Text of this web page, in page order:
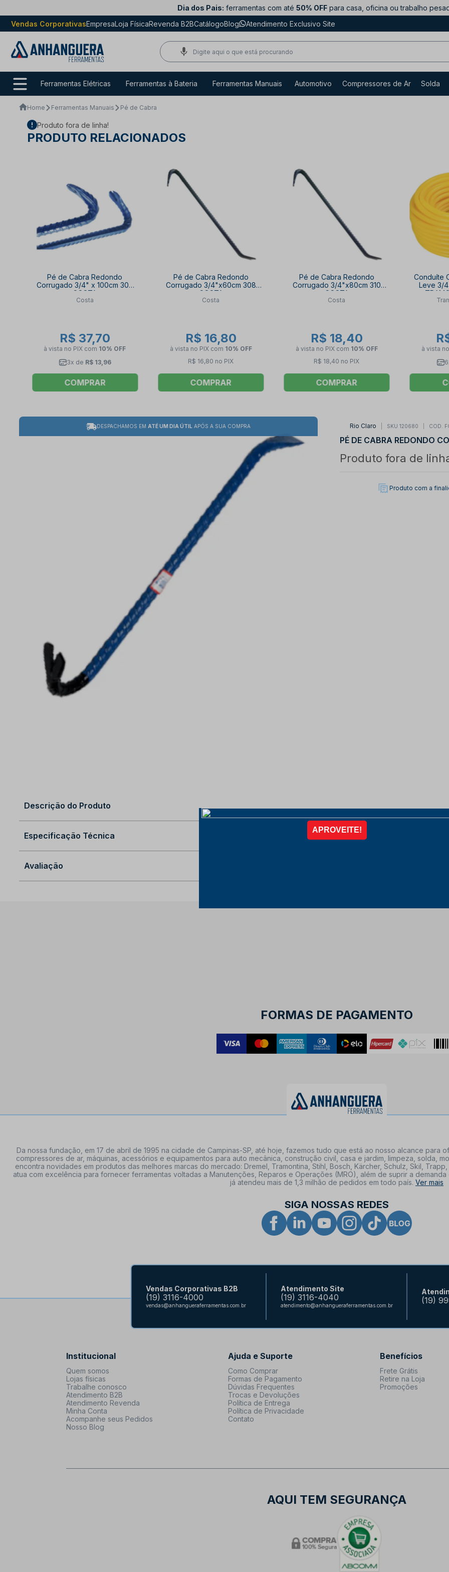
Dia dos Pais: ferramentas com até 50% OFF para casa, oficina ou trabalho
Vendas CorporativasEmpresaLoja FísicaRevenda B2BCatálogoBlog Atendimento Exclusivo Site
Ferramentas Elétricas Ferramentas à Bateria Ferramentas Manuais Automotivo Compressores de Ar Solda
Home Ferramentas Manuais Pé de Cabra
Produto fora de linha!
PRODUTO RELACIONADOS
Pé de Cabra Redondo
Corrugado 3/4" x 100cm 303
COSTA
Costa
R$ 37,70
à vista no PIX com 10% OFF
3x de R$ 13,96
COMPRAR
Pé de Cabra Redondo
Corrugado 3/4"x60cm 308
COSTA
Costa
R$ 16,80
à vista no PIX com 10% OFF
R$ 16,80 no PIX
COMPRAR
Pé de Cabra Redondo
Corrugado 3/4"x80cm 310
COSTA
Costa
R$ 18,40
à vista no PIX com 10% OFF
R$ 18,40 no PIX
COMPRAR
Conduíte
Leve 3/
à vista
DESPACHAMOS EM ATÉ UM DIA ÚTILAPÓS A SUA COMPRA Rio Claro SKU 120680 COD.
PÉ DE CABRA REDONDO
Produto fora de
Produto com a
Descrição do Produto
Especificação Técnica
Avaliação
FORMAS DE PAGAMENTO
Da nossa fundação, em 17 de abril de 1995 na cidade de Campinas-SP, até hoje, fazemos tudo que está ao nosso alcance para
compressores de ar, máquinas, acessórios e equipamentos para auto mecânica, construção civil, casa e jardim, limpeza, solda,
encontra novidades em produtos das melhores marcas do mercado: Dremel, Tramontina, Stihl, Bosch, Kärcher, Schulz, Skil,
atua com excelência para fornecer ferramentas voltadas a Manutenções, Reparos e Operações (MRO), além de suprir a
já atendeu mais de 1,3 milhão de pedidos em todo país. Ver mais
SIGA NOSSAS REDES
Vendas Corporativas B2B
(19) 3116-4000
vendas@anhangueraferramentas.com.br
Atendimento Site
(19) 3116-4040
atendimento@anhangueraferramentas.com.br (19)
Institucional
Quem somos
Lojas físicas
Trabalhe conosco
Atendimento B2B
Atendimento Revenda
Minha Conta
Acompanhe seus Pedidos
Nosso Blog
Ajuda e Suporte
Como Comprar
Formas de Pagamento
Dúvidas Frequentes
Trocas e Devoluções
Política de Entrega
Política de Privacidade
Contato
Benefícios
Frete Grátis
Retire na Loja
Promoções
AQUI TEM SEGURANÇA